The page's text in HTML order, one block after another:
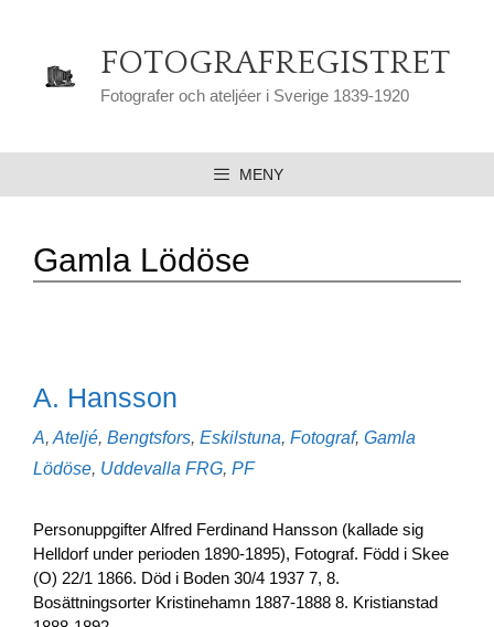
FOTOGRAFREGISTRET
Fotografer och ateljéer i Sverige 1839-1920
MENY
Gamla Lödöse
A. Hansson
Kategorier
A, Ateljé, Bengtsfors, Eskilstuna, Fotograf, Gamla
Lödöse, Uddevalla Etiketter
FRG, PF
Personuppgifter Alfred Ferdinand Hansson (kallade sig
Helldorf under perioden 1890-1895), Fotograf. Född i Skee
(O) 22/1 1866. Död i Boden 30/4 1937 7, 8.
Bosättningsorter Kristinehamn 1887-1888 8. Kristianstad